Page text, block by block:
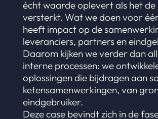
écht waarde oplevert als het de
versterkt. Wat we doen voor
heeft impact op de
leveranciers, partners en
Daarom kijken we verder dan
interne processen: we
oplossingen die bijdragen aan
ketensamenwerkingen, van
eindgebruiker.
Deze case bevindt zich in de